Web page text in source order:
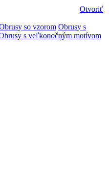
Otvoriť
so vzorom Obrusy s
s veľkonočným motívom